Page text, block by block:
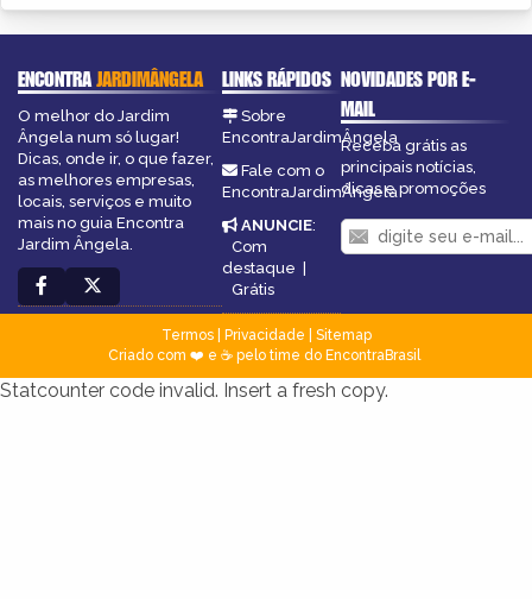
ENCONTRAJARDIMÂNGELA
O melhor do Jardim
Ângela num só lugar!
Dicas, onde ir, o que fazer,
as melhores empresas,
locais, serviços e muito
mais no guia Encontra
Jardim Ângela.
LINKS RÁPIDOS
Sobre
EncontraJardimÂngela
Fale com o
EncontraJardimÂngela
ANUNCIE:
Com
destaque |
Grátis
NOVIDADES POR E-
MAIL
Receba grátis as
principais notícias,
dicas e promoções
Termos| Privacidade
Sitemap
Criado com ❤️ e ☕ pelo time do EncontraBrasil
Statcounter code invalid. Insert a fresh copy.